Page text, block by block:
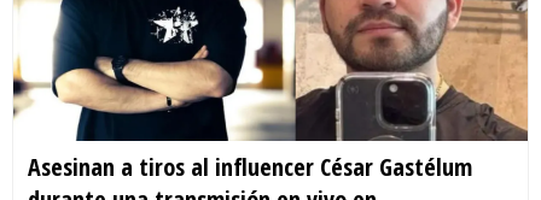
Asesinan a tiros al influencer César Gastélum